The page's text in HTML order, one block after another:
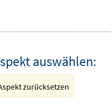
auswählen:
zurücksetzen